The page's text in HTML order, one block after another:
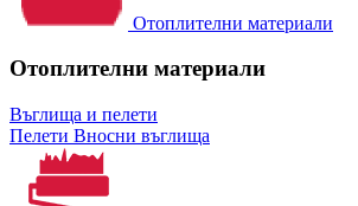
Отоплителни материали
Отоплителни материали
Въглища и пелети
Пелети Вносни въглища